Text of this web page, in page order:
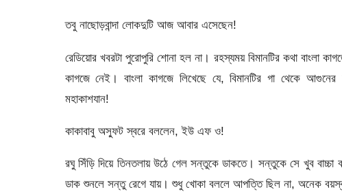
তবু নাছোড়বান্দা লোকদুটি আজ আবার এসেছেন!
রেডিয়োর খবরটা পুরোপুরি শোনা হল না। রহস্যময় বিমানটির কথা বাংলা
কাগজে নেই। বাংলা কাগজে লিখেছে যে, বিমানটির গা থেকে আগুনের
মহাকাশযান!
কাকাবাবু অস্ফুট স্বরে বললেন, ইউ এফ ও!
রঘু সিঁড়ি দিয়ে তিনতলায় উঠে গেল সন্তুকে ডাকতে। সন্তুকে সে খুব
ডাক শুনলে সন্তু রেগে যায়। শুধু খোকা বললে আপত্তি ছিল না, অনেক